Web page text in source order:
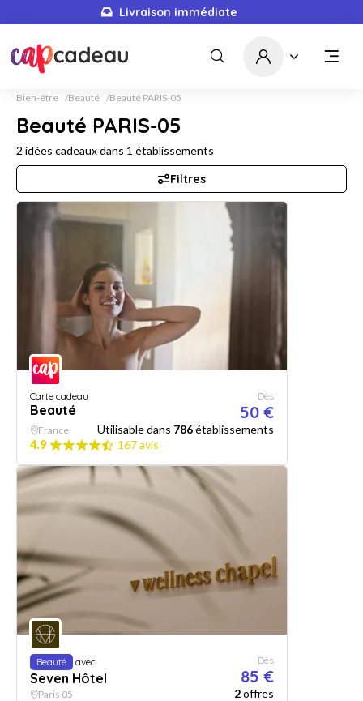
Livraison immédiate
Bien-être Beauté Beauté PARIS-05
Beauté PARIS-05
2 idées cadeaux dans 1 établissements
Filtres
Carte cadeau
Beauté
Dès
50 €
France Utilisable dans 786établissements
4.9
167 avis
Beauté avec
Seven Hôtel
Dès
85 €
Paris 05 2offres